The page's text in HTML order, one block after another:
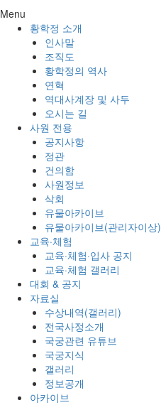
Menu
황학정 소개
인사말
조직도
황학정의 역사
연혁
역대사계장 및 사두
오시는 길
사원 전용
공지사항
정관
건의함
사원정보
삭회
유물아카이브
유물아카이브(관리자이상)
교육·체험
교육·체험·입사 공지
교육·체험 갤러리
대회 & 공지
자료실
수상내역(갤러리)
전국사정소개
국궁관련 유튜브
국궁지식
갤러리
정보공개
아카이브